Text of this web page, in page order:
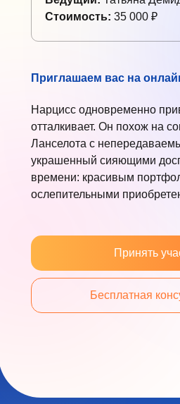
Принять
Бесплатная
Приглашаем вас на
Нарцисс одновременно
отталкивает. Он похож на
Ланселота с
украшенный сияющими
времени: красивым
ослепительными
Стоимость: 35 000 ₽